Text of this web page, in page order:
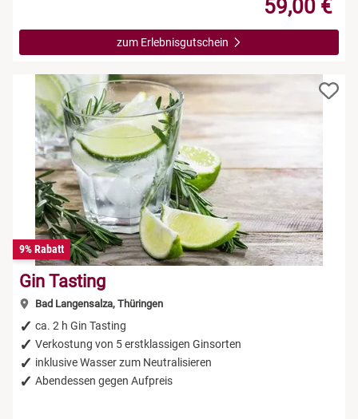
59,00 €
zum Erlebnisgutschein
9% Rabatt
Gin Tasting
Bad Langensalza, Thüringen
ca. 2 h Gin Tasting
Verkostung von 5 erstklassigen Ginsorten
inklusive Wasser zum Neutralisieren
Abendessen gegen Aufpreis